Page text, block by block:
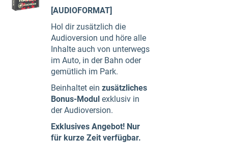
[AUDIOFORMAT]
Hol dir zusätzlich die
Audioversion und höre alle
Inhalte auch von unterwegs
im Auto, in der Bahn oder
gemütlich im Park.
Beinhaltet ein zusätzliches
Bonus-Modul exklusiv in
der Audioversion.
Exklusives Angebot! Nur
für kurze Zeit verfügbar.